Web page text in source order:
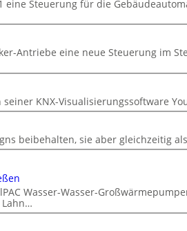
eine Steuerung für die
Antriebe eine neue Steuerung im
KNX-Visualisierungssoftware
beibehalten, sie aber gleichzeitig
Wasser-Wasser-
Lahn…